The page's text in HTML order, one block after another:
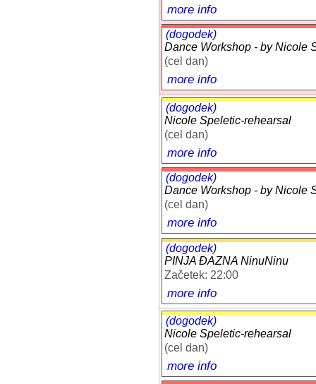
more info
(dogodek)
Dance Workshop - by Nicole
(cel dan)
more info
(dogodek)
Nicole Speletic-rehearsal
(cel dan)
more info
(dogodek)
Dance Workshop - by Nicole
(cel dan)
more info
(dogodek)
PINJA ĐAZNA NinuNinu
Začetek: 22:00
more info
(dogodek)
Nicole Speletic-rehearsal
(cel dan)
more info